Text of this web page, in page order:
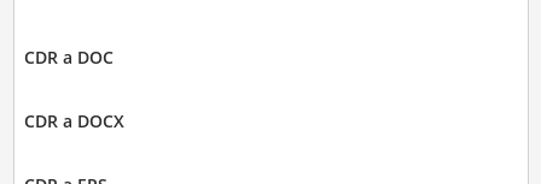
CDR a DOC
CDR a DOCX